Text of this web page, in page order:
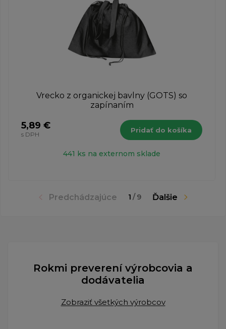
Predchádzajúce 1 / 9 Ďalšie
Vrecko z organickej bavlny (GOTS) so
zapínaním
5,89 €
s DPH
Pridať do košíka
441 ks na externom sklade
Rokmi preverení výrobcovia a
dodávatelia
Zobraziť všetkých výrobcov